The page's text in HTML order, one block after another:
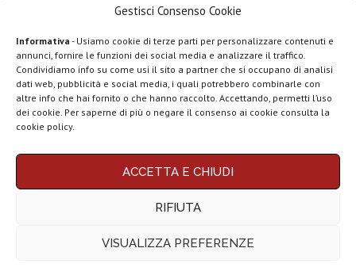
Gestisci Consenso Cookie
Informativa - Usiamo cookie di terze parti per personalizzare contenuti e
annunci, fornire le funzioni dei social media e analizzare il traffico.
Condividiamo info su come usi il sito a partner che si occupano di analisi
dati web, pubblicità e social media, i quali potrebbero combinarle con
altre info che hai fornito o che hanno raccolto. Accettando, permetti l’uso
dei cookie. Per saperne di più o negare il consenso ai cookie consulta la
cookie policy.
ACCETTA E CHIUDI
RIFIUTA
VISUALIZZA PREFERENZE
una particolare attenzione al mondo Android, Apple e
Chi siamo Contatti Disclaimer Privacy policy
Questo blog non rappresenta una testata giornalistica in quanto viene aggiornato
Affiliazione Amazon EU, un programma che eroga ai siti una commissione
LEGGI ANCHE
Motorola rinnova
per intenditori...
NexPhone è il